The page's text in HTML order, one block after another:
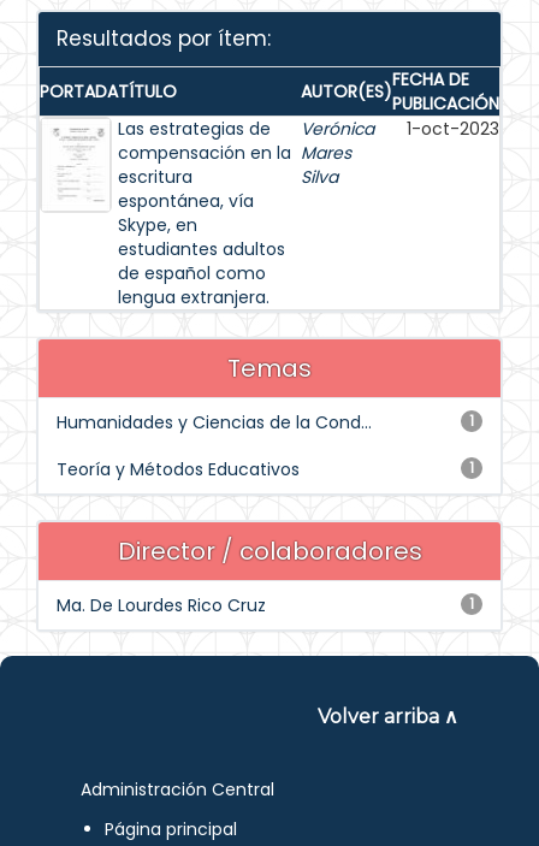
Resultados por ítem:
PORTADATÍTULO AUTOR(ES)FECHA DE
PUBLICACIÓN
Las estrategias de
compensación en la
escritura
espontánea, vía
Skype, en
estudiantes adultos
de español como
lengua extranjera.
Verónica
Mares
Silva
1-oct-2023
Temas
1
Humanidades y Ciencias de la Cond...
1
Teoría y Métodos Educativos
Director / colaboradores
1
Ma. De Lourdes Rico Cruz
Volver arriba ∧
Administración Central
Página principal